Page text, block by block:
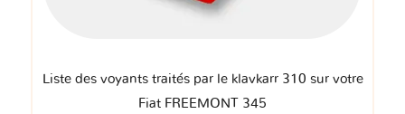
Liste des voyants traités par le klavkarr 310 sur votre
Fiat FREEMONT 345